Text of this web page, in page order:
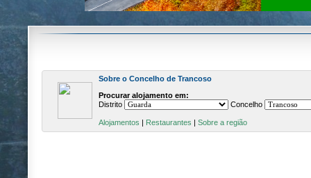
Sobre o Concelho de Trancoso
Procurar alojamento em:
Distrito
Concelho
Alojamentos | Restaurantes | Sobre a região